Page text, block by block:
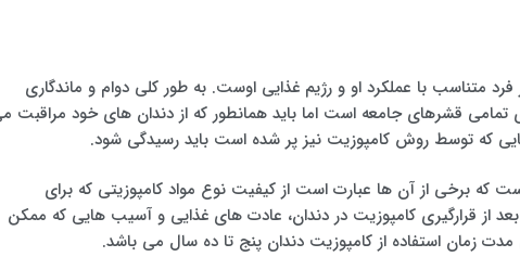
متناسب با عملکرد او و رژیم غذایی اوست. به طور کلی دوام و ماندگاری
تمامی قشرهای جامعه است اما باید همانطور که از دندان های خود مراقبت
که توسط روش کامپوزیت نیز پر شده است باید رسیدگی شود.
که برخی از آن ها عبارت است از کیفیت نوع مواد کامپوزیتی که برای
از قرارگیری کامپوزیت در دندان، عادت های غذایی و آسیب هایی که ممکن
مدت زمان استفاده از کامپوزیت دندان پنج تا ده سال می باشد.